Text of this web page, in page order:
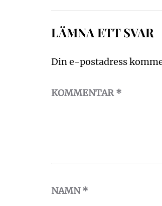
LÄMNA ETT SVAR
Din e-postadress
KOMMENTAR*
NAMN*